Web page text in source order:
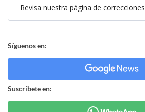
Revisa nuestra página de correcciones
Síguenos en:
Suscríbete en: